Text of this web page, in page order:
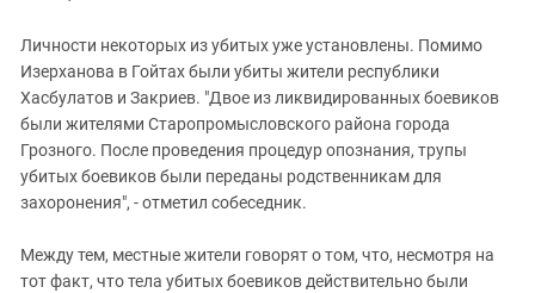
Личности некоторых из убитых уже установлены. Помимо
Изерханова в Гойтах были убиты жители республики
Хасбулатов и Закриев. "Двое из ликвидированных боевиков
были жителями Старопромысловского района города
Грозного. После проведения процедур опознания, трупы
убитых боевиков были переданы родственникам для
захоронения", - отметил собеседник.
Между тем, местные жители говорят о том, что, несмотря на
тот факт, что тела убитых боевиков действительно были